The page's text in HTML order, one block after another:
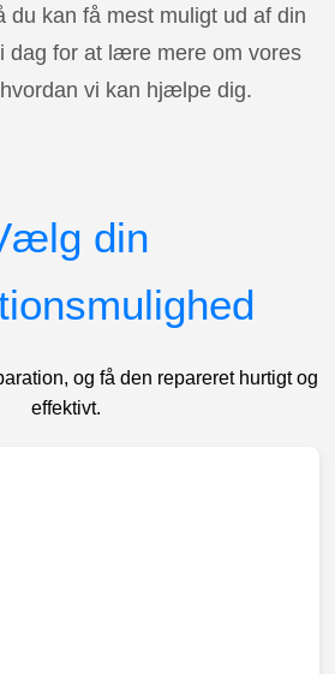
du kan få mest muligt ud af din
dag for at lære mere om vores
vi kan hjælpe dig.
din
og få den repareret hurtigt og
effektivt.